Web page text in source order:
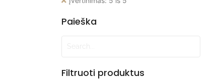
Paieška
Filtruoti produktus